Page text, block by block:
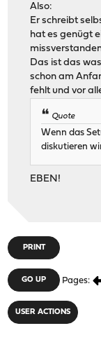
Also:
Er schreibt
hat es genügt
Das ist das
schon am
fehlt und vor
Quote
Wenn das
diskutieren
EBEN!
PRINT
GO UP Pages
USER ACTIONS